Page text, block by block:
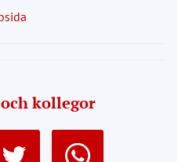
kollegor